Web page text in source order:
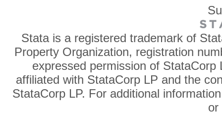
Stata is a registered trademark of
Property Organization, registration
expressed permission of
affiliated with StataCorp LP and the
StataCorp LP. For additional
or